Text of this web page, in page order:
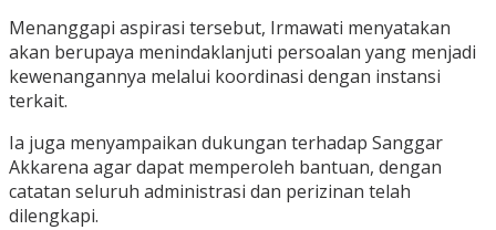
Menanggapi aspirasi tersebut, Irmawati menyatakan
akan berupaya menindaklanjuti persoalan yang menjadi
kewenangannya melalui koordinasi dengan instansi
terkait.
Ia juga menyampaikan dukungan terhadap Sanggar
Akkarena agar dapat memperoleh bantuan, dengan
catatan seluruh administrasi dan perizinan telah
dilengkapi.